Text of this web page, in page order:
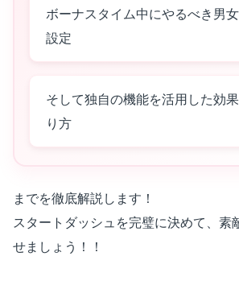
ボーナスタイム中にやるべき男
設定
そして独自の機能を活用した効
り方
までを徹底解説します！
スタートダッシュを完璧に決めて、素
せましょう！！